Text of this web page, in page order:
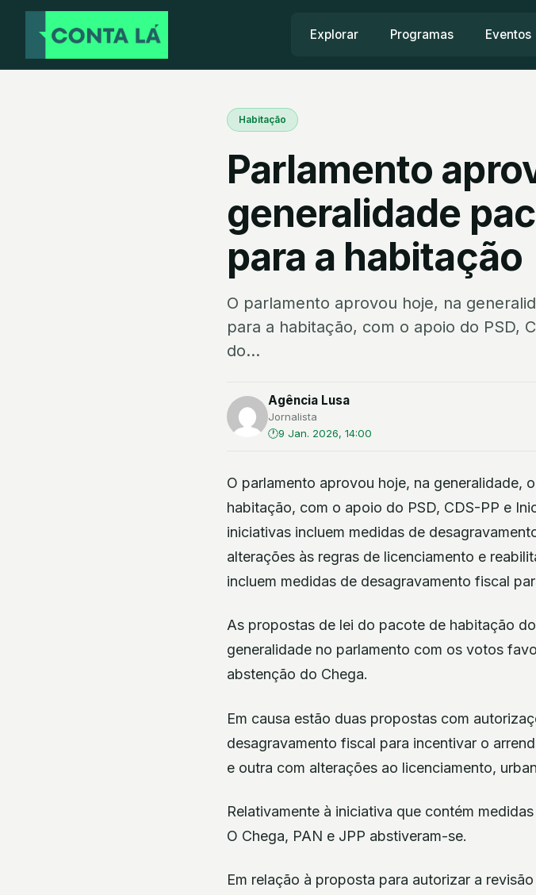
Explorar Programas Eventos
Habitação
Parlamento
generalidade
para a habitação
O parlamento aprovou hoje, na
para a habitação, com o apoio do PSD,
do...
Agência Lusa
Jornalista
9 Jan. 2026, 14:00
O parlamento aprovou hoje, na generalidade,
habitação, com o apoio do PSD, CDS-PP e
iniciativas incluem medidas de
alterações às regras de licenciamento e
incluem medidas de desagravamento fiscal
As propostas de lei do pacote de habitação
generalidade no parlamento com os votos
abstenção do Chega.
Em causa estão duas propostas com
desagravamento fiscal para incentivar o
e outra com alterações ao licenciamento,
Relativamente à iniciativa que contém
O Chega, PAN e JPP abstiveram-se.
Em relação à proposta para autorizar a